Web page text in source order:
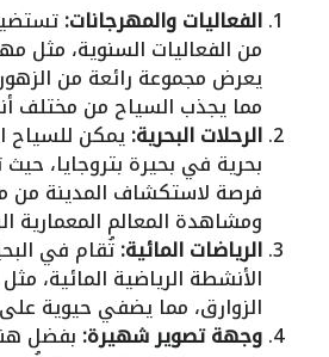
الفعاليات والمهرجانات:
من الفعاليات السنوية، مثل
يعرض مجموعة رائعة من الزهور
مما يجذب السياح من مختلف
الرحلات البحرية:يمكن للسياح
بحرية في بحيرة بتروجايا،
فرصة لاستكشاف المدينة من
ومشاهدة المعالم المعمارية
الرياضات المائية:تُقام في
الأنشطة الرياضية المائية،
الزوارق، مما يضفي حيوية
وجهة تصوير شهيرة: بفضل